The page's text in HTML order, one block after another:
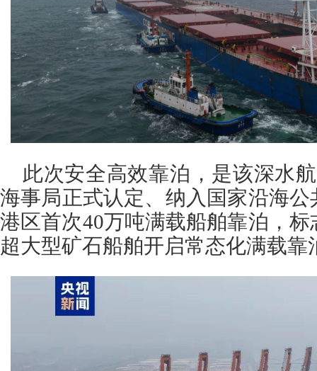
此次安全高效靠泊，是该深水
海事局正式认定、纳入国家沿海
港区首次40万吨满载船舶靠泊，
超大型矿石船舶开启常态化满载靠